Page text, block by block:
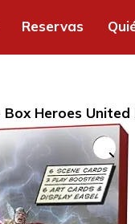
Reservas
Heroes United